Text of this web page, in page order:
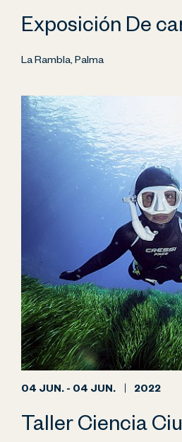
Exposición De
La Rambla, Palma
04 JUN. - 04 JUN. 2022
Taller Ciencia